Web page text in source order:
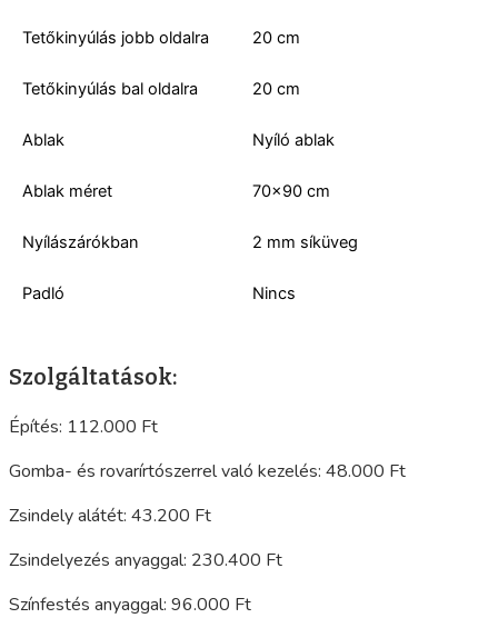
Tetőkinyúlás jobb oldalra 20 cm
Tetőkinyúlás bal oldalra 20 cm
Ablak Nyíló ablak
Ablak méret 70×90 cm
Nyílászárókban 2 mm síküveg
Padló Nincs
Szolgáltatások:
Építés: 112.000 Ft
Gomba- és rovarírtószerrel való kezelés: 48.000 Ft
Zsindely alátét: 43.200 Ft
Zsindelyezés anyaggal: 230.400 Ft
Színfestés anyaggal: 96.000 Ft